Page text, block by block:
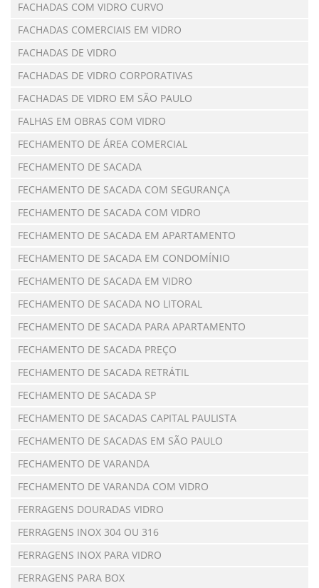
FACHADAS COM VIDRO CURVO
FACHADAS COMERCIAIS EM VIDRO
FACHADAS DE VIDRO
FACHADAS DE VIDRO CORPORATIVAS
FACHADAS DE VIDRO EM SÃO PAULO
FALHAS EM OBRAS COM VIDRO
FECHAMENTO DE ÁREA COMERCIAL
FECHAMENTO DE SACADA
FECHAMENTO DE SACADA COM SEGURANÇA
FECHAMENTO DE SACADA COM VIDRO
FECHAMENTO DE SACADA EM APARTAMENTO
FECHAMENTO DE SACADA EM CONDOMÍNIO
FECHAMENTO DE SACADA EM VIDRO
FECHAMENTO DE SACADA NO LITORAL
FECHAMENTO DE SACADA PARA APARTAMENTO
FECHAMENTO DE SACADA PREÇO
FECHAMENTO DE SACADA RETRÁTIL
FECHAMENTO DE SACADA SP
FECHAMENTO DE SACADAS CAPITAL PAULISTA
FECHAMENTO DE SACADAS EM SÃO PAULO
FECHAMENTO DE VARANDA
FECHAMENTO DE VARANDA COM VIDRO
FERRAGENS DOURADAS VIDRO
FERRAGENS INOX 304 OU 316
FERRAGENS INOX PARA VIDRO
FERRAGENS PARA BOX